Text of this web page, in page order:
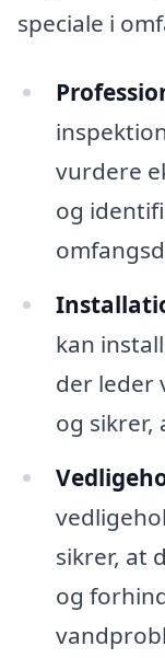
speciale i
vurdere
og
kan
der leder
og
sikrer, at
og